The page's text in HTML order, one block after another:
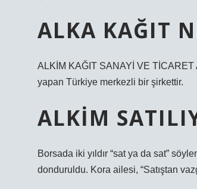
ALKA KAĞIT
ALKİM KAĞIT SANAYİ VE TİCARET
yapan Türkiye merkezli bir şirkettir.
ALKIM
Borsada iki yıldır “sat ya da sat”
donduruldu. Kora ailesi, “Satıştan